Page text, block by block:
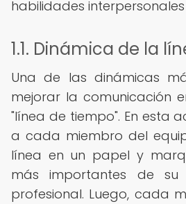
habilidades
1.1. Dinámica de la
Una de las dinámicas
mejorar la comunicación
"línea de tiempo". En esta
a cada miembro del
línea en un papel y
más importantes de
profesional. Luego, cada